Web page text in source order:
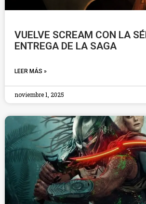
VUELVE SCREAM CON LA
ENTREGA DE LA SAGA
LEER MÁS »
noviembre 1, 2025